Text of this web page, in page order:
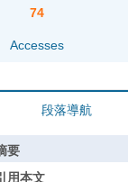
74
Accesses
段落導航
要
用本文